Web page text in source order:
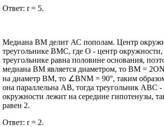
Ответ: r = 5.
Медиана ВМ делит АС пополам. Центр
треугольнике ВМС, где О - центр
треугольнике равна половине основания,
медиана ВМ является диаметром, то ВМ =
на диаметр ВМ, то ∠BNM = 90°, таким
она параллельна АВ, тогда треугольник АВС
окружности лежит на середине гипотенузы,
равен 2.
Ответ: r = 2.